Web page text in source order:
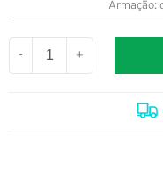
Armação:
- +